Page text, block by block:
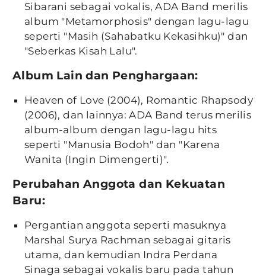
Sibarani sebagai vokalis, ADA Band merilis
album "Metamorphosis" dengan lagu-lagu
seperti "Masih (Sahabatku Kekasihku)" dan
"Seberkas Kisah Lalu".
Album Lain dan Penghargaan:
Heaven of Love (2004), Romantic Rhapsody
(2006), dan lainnya: ADA Band terus merilis
album-album dengan lagu-lagu hits
seperti "Manusia Bodoh" dan "Karena
Wanita (Ingin Dimengerti)".
Perubahan Anggota dan Kekuatan
Baru:
Pergantian anggota seperti masuknya
Marshal Surya Rachman sebagai gitaris
utama, dan kemudian Indra Perdana
Sinaga sebagai vokalis baru pada tahun